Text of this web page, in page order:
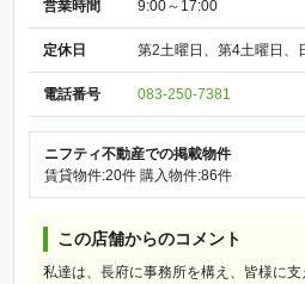
営業時間 9:00～17:00
定休日 第2土曜日、第4土曜日、
電話番号 083-250-7381
ニフティ不動産での掲載物件
賃貸物件:20件 購入物件:86件
この店舗からのコメント
私達は、長府に事務所を構え、皆様に支